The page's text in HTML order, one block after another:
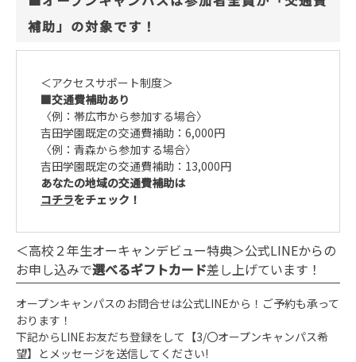
補助」の対象です！
＜アクセスサポート制度＞
■交通費補助あり
〈例：帯広市から参加する場合〉
吉田学園既定の交通費補助：6,000円
〈例：青森から参加する場合〉
吉田学園既定の交通費補助：13,000円
あなたの地域の交通費補助は
コチラをチェック！
＜高校２年生オーキャンデビュー特典＞公式LINEからの
お申し込みで選べるギフトカード差し上げています！
オープンキャンパスのお問合せは公式LINEから！ご予約も承って
おります！
下記からLINEお友だち登録をして【3/〇オープンキャンパス希
望】とメッセージを送信してください!